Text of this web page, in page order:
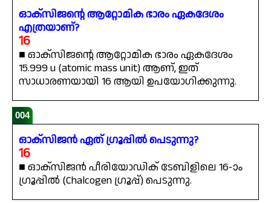
ഓക്സിജന്റെ ആറ്റോമിക ഭാരം ഏകദേശം
എത്രയാണ്?
16
■ ഓക്സിജന്റെ ആറ്റോമിക ഭാരം ഏകദേശം
15.999 u (atomic mass unit) ആണ്, ഇത്
സാധാരണയായി 16 ആയി ഉപയോഗിക്കുന്നു.
004
ഓക്സിജൻ ഏത് ഗ്രൂപ്പിൽ പെടുന്നു?
16
■ ഓക്സിജൻ പീരിയോഡിക് ടേബിളിലെ 16-ാം
ഗ്രൂപ്പിൽ (Chalcogen ഗ്രൂപ്പ്) പെടുന്നു.